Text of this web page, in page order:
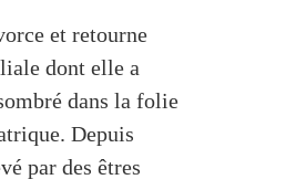
et retourne
dont elle a
dans la folie
Depuis
par des êtres